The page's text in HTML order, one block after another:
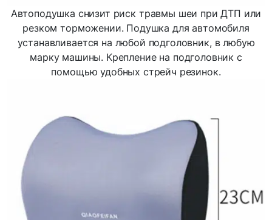
Автоподушка снизит риск травмы шеи при ДТП или
резком торможении. Подушка для автомобиля
устанавливается на любой подголовник, в любую
марку машины. Крепление на подголовник с
помощью удобных стрейч резинок.